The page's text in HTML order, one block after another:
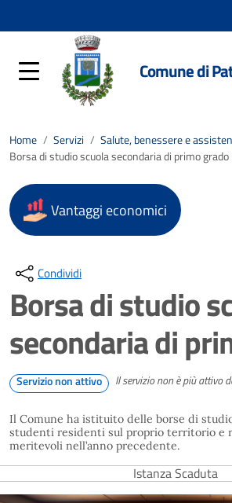
Comune di
Home / Servizi / Salute, benessere e
Borsa di studio scuola secondaria di primo grado
Vantaggi economici
Condividi
Borsa di studio
secondaria di
Servizio non attivo Il servizio non è più
Il Comune ha istituito delle borse di
studenti residenti sul proprio territorio e
meritevoli nell’anno precedente.
Istanza Scaduta